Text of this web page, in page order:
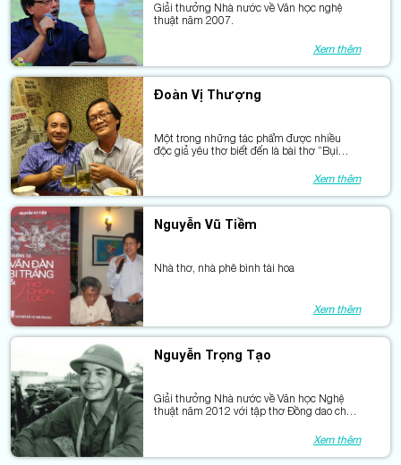
Giải thưởng Nhà nước về Văn học nghệ
thuật năm 2007.
Xem thêm
Đoàn Vị Thượng
Một trong những tác phẩm được nhiều
độc giả yêu thơ biết đến là bài thơ “Bụi
Xem thêm
Nguyễn Vũ Tiềm
Nhà thơ, nhà phê bình tài hoa
Xem thêm
Nguyễn Trọng Tạo
Giải thưởng Nhà nước về Văn học Nghệ
thuật năm 2012 với tập thơ Đồng dao cho
Xem thêm